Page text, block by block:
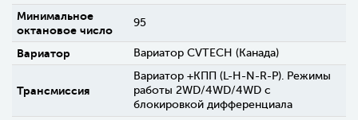
Минимальное
октановое число
95
Вариатор Вариатор CVTECH (Канада)
Трансмиссия
Вариатор +КПП (L-H-N-R-P). Режимы
работы 2WD/4WD/4WD c
блокировкой дифференциала